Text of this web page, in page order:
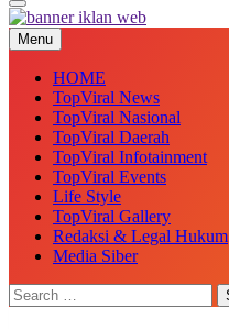
Top Viral
Menu
HOME
TopViral News
TopViral Nasional
TopViral Daerah
TopViral Infotainment
TopViral Events
Life Style
TopViral Gallery
Redaksi & Legal Hukum
Media Siber